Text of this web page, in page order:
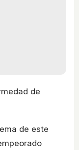
de
de este